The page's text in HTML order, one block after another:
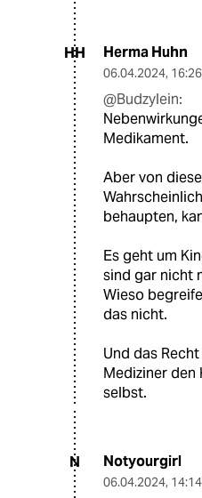
HH Herma Huhn
06.04.2024,
@Budzylein:
Medikament.
Aber von
behaupten,
Es geht um
sind gar nicht
Wieso
das nicht.
Und das
Mediziner den
selbst.
N Notyourgirl
06.04.2024,